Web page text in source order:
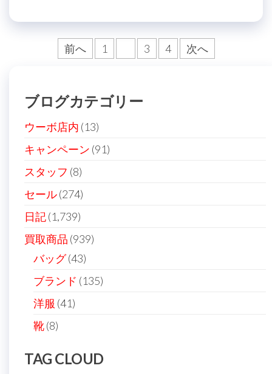
ー
ジ
送
り
前へ 1 3 4 次へ
ブログカテゴリー
ウーボ店内 (13)
キャンペーン (91)
スタッフ (8)
セール(274)
日記(1,739)
買取商品 (939)
バッグ(43)
ブランド (135)
洋服 (41)
靴(8)
TAG CLOUD